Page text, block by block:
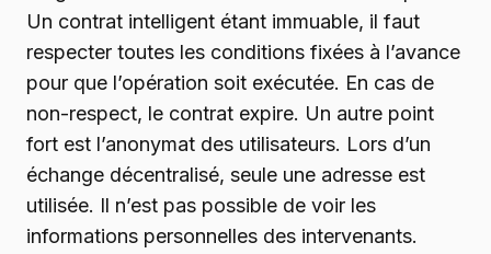
Un contrat intelligent étant immuable, il faut
respecter toutes les conditions fixées à l’avance
pour que l’opération soit exécutée. En cas de
non-respect, le contrat expire. Un autre point
fort est l’anonymat des utilisateurs. Lors d’un
échange décentralisé, seule une adresse est
utilisée. Il n’est pas possible de voir les
informations personnelles des intervenants.